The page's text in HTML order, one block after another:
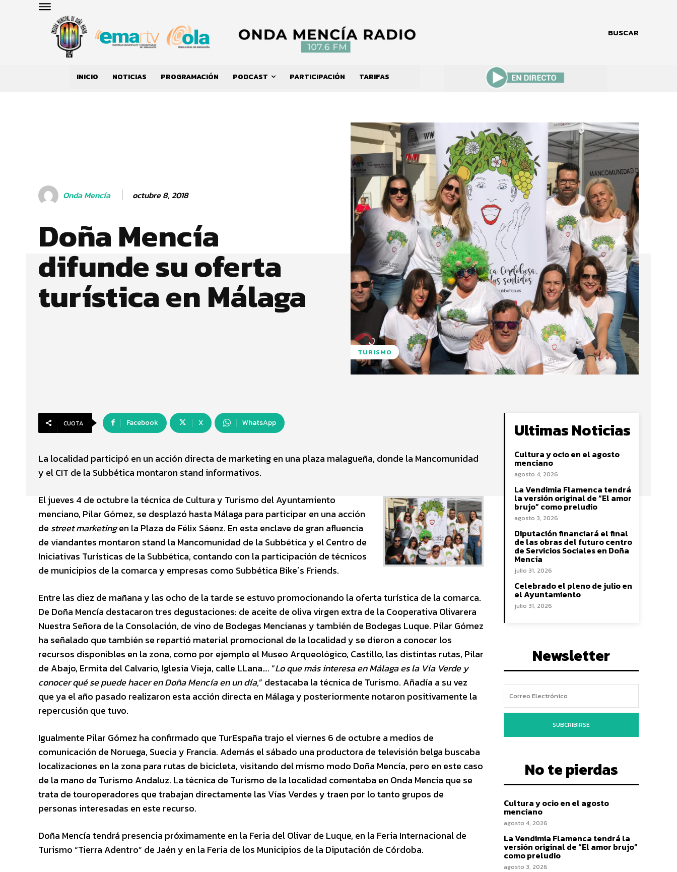
BUSCAR
INICIO NOTICIAS PROGRAMACIÓN PODCAST PARTICIPACIÓN TARIFAS
Onda Mencía octubre 8, 2018
Doña Mencía
difunde su oferta
turística en Málaga
TURISMO
CUOTA Facebook X WhatsApp
La localidad participó en un acción directa de marketing en una plaza malagueña, donde la Mancomunidad
y el CIT de la Subbética montaron stand informativos.
El jueves 4 de octubre la técnica de Cultura y Turismo del Ayuntamiento
menciano, Pilar Gómez, se desplazó hasta Málaga para participar en una acción
de street marketingen la Plaza de Félix Sáenz. En esta enclave de gran afluencia
de viandantes montaron stand la Mancomunidad de la Subbética y el Centro de
Iniciativas Turísticas de la Subbética, contando con la participación de técnicos
de municipios de la comarca y empresas como Subbética Bike´s Friends.
Entre las diez de mañana y las ocho de la tarde se estuvo promocionando la oferta turística de la comarca.
De Doña Mencía destacaron tres degustaciones: de aceite de oliva virgen extra de la Cooperativa Olivarera
Nuestra Señora de la Consolación, de vino de Bodegas Mencianas y también de Bodegas Luque. Pilar Gómez
ha señalado que también se repartió material promocional de la localidad y se dieron a conocer los
recursos disponibles en la zona, como por ejemplo el Museo Arqueológico, Castillo, las distintas rutas, Pilar
de Abajo, Ermita del Calvario, Iglesia Vieja, calle LLana…. “Lo que más interesa en Málaga es la Vía Verde y
conocer qué se puede hacer en Doña Mencía en un día,” destacaba la técnica de Turismo. Añadía a su vez
que ya el año pasado realizaron esta acción directa en Málaga y posteriormente notaron positivamente la
repercusión que tuvo.
Igualmente Pilar Gómez ha confirmado que TurEspaña trajo el viernes 6 de octubre a medios de
comunicación de Noruega, Suecia y Francia. Además el sábado una productora de televisión belga buscaba
localizaciones en la zona para rutas de bicicleta, visitando del mismo modo Doña Mencía, pero en este caso
de la mano de Turismo Andaluz. La técnica de Turismo de la localidad comentaba en Onda Mencía que se
trata de touroperadores que trabajan directamente las Vías Verdes y traen por lo tanto grupos de
personas interesadas en este recurso.
Doña Mencía tendrá presencia próximamente en la Feria del Olivar de Luque, en la Feria Internacional de
Turismo “Tierra Adentro” de Jaén y en la Feria de los Municipios de la Diputación de Córdoba.
Ultimas Noticias
Cultura y ocio en el agosto
menciano
agosto 4, 2026
La Vendimia Flamenca tendrá
la versión original de “El amor
brujo” como preludio
agosto 3, 2026
Diputación financiará el final
de las obras del futuro centro
de Servicios Sociales en Doña
Mencía
julio 31, 2026
Celebrado el pleno de julio en
el Ayuntamiento
julio 31, 2026
Newsletter
SUBCRIBIRSE
No te pierdas
Cultura y ocio en el agosto
menciano
agosto 4, 2026
La Vendimia Flamenca tendrá la
versión original de “El amor brujo”
como preludio
agosto 3, 2026